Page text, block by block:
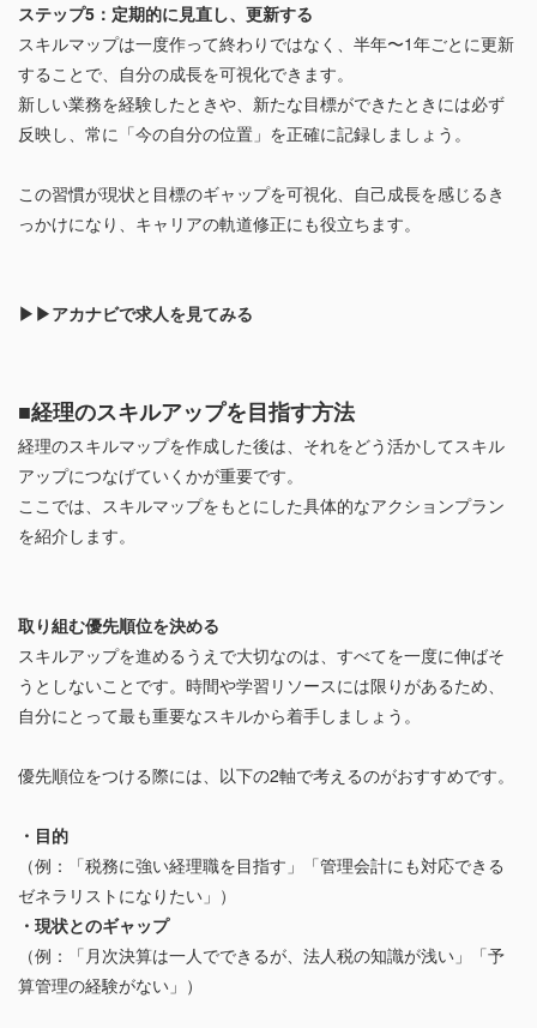
ステップ5：定期的に見直し、更新する
スキルマップは一度作って終わりではなく、半年〜1年ごとに更新
することで、自分の成長を可視化できます。
新しい業務を経験したときや、新たな目標ができたときには必ず
反映し、常に「今の自分の位置」を正確に記録しましょう。
この習慣が現状と目標のギャップを可視化、自己成長を感じるき
っかけになり、キャリアの軌道修正にも役立ちます。
▶▶アカナビで求人を見てみる
■経理のスキルアップを目指す方法
経理のスキルマップを作成した後は、それをどう活かしてスキル
アップにつなげていくかが重要です。
ここでは、スキルマップをもとにした具体的なアクションプラン
を紹介します。
取り組む優先順位を決める
スキルアップを進めるうえで大切なのは、すべてを一度に伸ばそ
うとしないことです。時間や学習リソースには限りがあるため、
自分にとって最も重要なスキルから着手しましょう。
優先順位をつける際には、以下の2軸で考えるのがおすすめです。
・目的
（例：「税務に強い経理職を目指す」「管理会計にも対応できる
ゼネラリストになりたい」）
・現状とのギャップ
（例：「月次決算は一人でできるが、法人税の知識が浅い」「予
算管理の経験がない」）